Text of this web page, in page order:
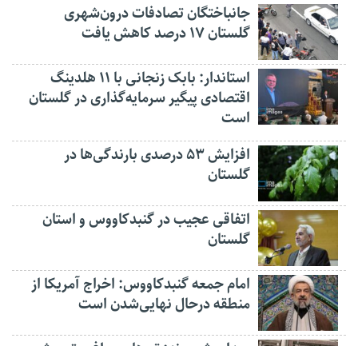
جانباختگان تصادفات درون‌شهری
گلستان ۱۷ درصد کاهش یافت
استاندار: بابک زنجانی با ۱۱ هلدینگ
اقتصادی پیگیر سرمایه‌گذاری در گلستان
است
افزایش ۵۳ درصدی بارندگی‌ها در
گلستان
اتفاقی عجیب در‌ گنبدکاووس و استان
گلستان
امام جمعه گنبدکاووس: اخراج آمریکا از
منطقه درحال نهایی‌شدن است